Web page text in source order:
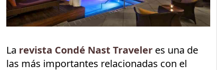
La revista Condé Nast Traveler es una de
las más importantes relacionadas con el